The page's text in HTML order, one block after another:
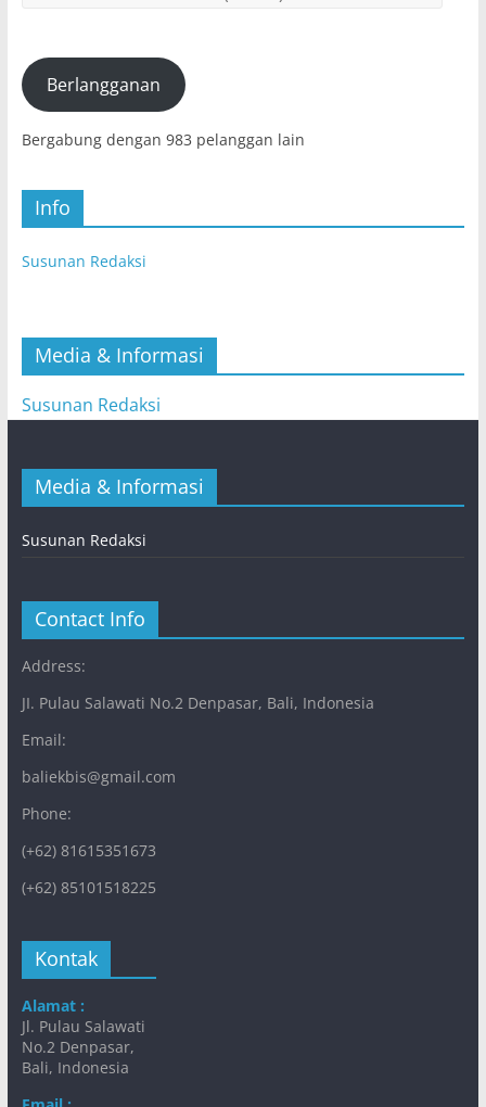
(E-
mail)Berlangganan
Bergabung dengan 983 pelanggan lain
Info
Susunan Redaksi
Media & Informasi
Susunan Redaksi
Media & Informasi
Susunan Redaksi
Contact Info
Address:
JI. Pulau Salawati No.2 Denpasar, Bali, Indonesia
Email:
baliekbis@gmail.com
Phone:
(+62) 81615351673
(+62) 85101518225
Kontak
Alamat :
Jl. Pulau Salawati
No.2 Denpasar,
Bali, Indonesia